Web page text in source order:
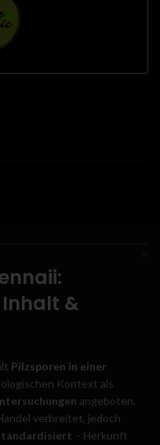
&
Pilzsporen in einer
Kontext als
angeboten.
verbreitet, jedoch
– Herkunft